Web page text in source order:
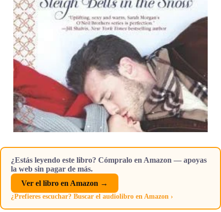
¿Estás leyendo este libro? Cómpralo en Amazon — apoyas
la web sin pagar de más.
Ver el libro en Amazon →
¿Prefieres escuchar? Buscar el audiolibro en Amazon ›